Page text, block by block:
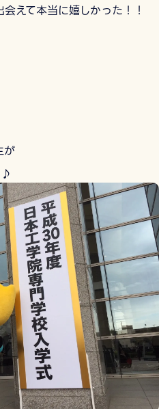
えて本当に嬉しかった！！
が
♪